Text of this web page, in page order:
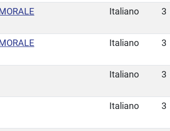
Italiano 3
Italiano 3
Italiano 3
Italiano 3